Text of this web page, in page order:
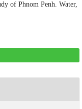
of Phnom Penh. Water,